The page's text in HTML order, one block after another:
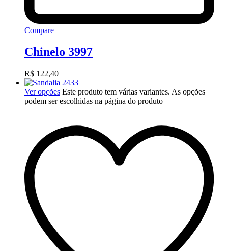
Compare
Chinelo 3997
R$ 122,40
Ver opções Este produto tem várias variantes. As opções
podem ser escolhidas na página do produto